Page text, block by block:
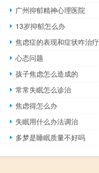
广州抑郁精神心理医院
13岁抑郁怎么办
焦虑症的表现和症状咋治疗
心态问题
孩子焦虑怎么造成的
常常失眠怎么诊治
焦虑得怎么办
失眠用什么办法调治
多梦是睡眠质量不好吗